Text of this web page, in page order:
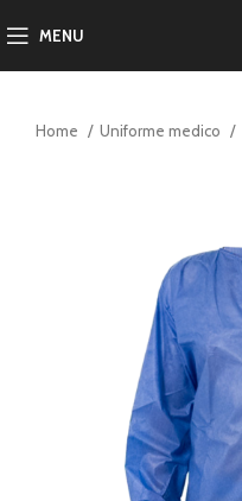
MENU
Home Uniforme medico